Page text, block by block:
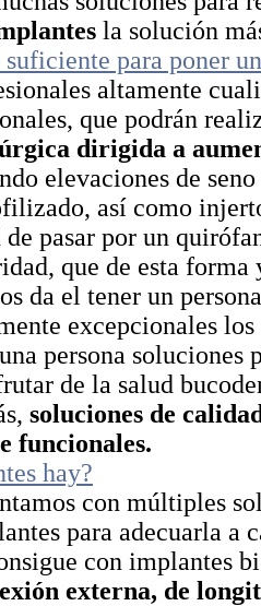
la solución
suficiente para poner
altamente
que podrán
dirigida a
elevaciones de
así como
pasar por un
que de esta forma
da el tener un
excepcionales los
persona soluciones
de la salud
soluciones de
funcionales.
hay?
con múltiples
para adecuarla a
con implantes
externa, de